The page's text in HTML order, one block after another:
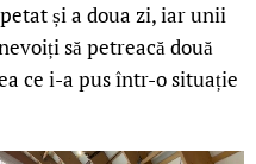
și a doua zi, iar unii
să petreacă două
ce i-a pus într-o situație